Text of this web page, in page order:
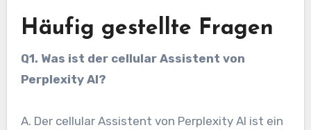
Häufig gestellte Fragen
Q1. Was ist der cellular Assistent von
Perplexity AI?
A. Der cellular Assistent von Perplexity AI ist ein